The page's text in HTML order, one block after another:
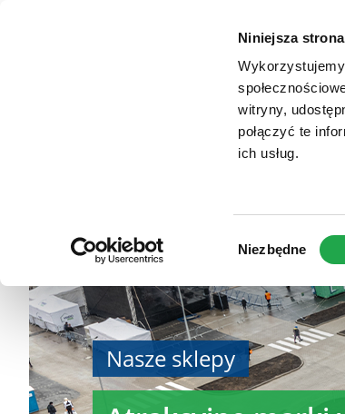
Niniejsza
witryny,
połączyć te
ich usług.
Niezbędne
VENDO
Nasze sklepy